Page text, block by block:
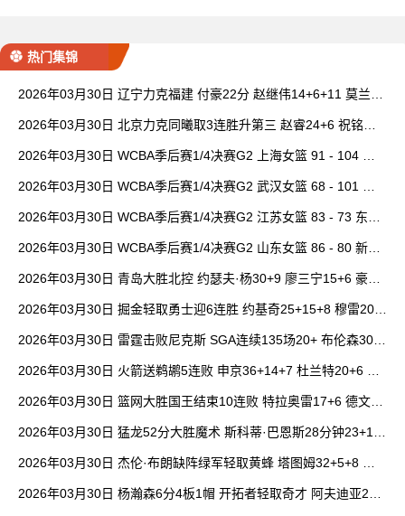
热门集锦
2026年03月30日 辽宁力克福建 付豪22分 赵继伟14+6+11 莫兰德
2026年03月30日 北京力克同曦取3连胜升第三 赵睿24+6 祝铭震1
2026年03月30日 WCBA季后赛1/4决赛G2 上海女篮 91 - 104 四
2026年03月30日 WCBA季后赛1/4决赛G2 武汉女篮 68 - 101 山
2026年03月30日 WCBA季后赛1/4决赛G2 江苏女篮 83 - 73 东莞
2026年03月30日 WCBA季后赛1/4决赛G2 山东女篮 86 - 80 新疆
2026年03月30日 青岛大胜北控 约瑟夫·杨30+9 廖三宁15+6 豪斯
2026年03月30日 掘金轻取勇士迎6连胜 约基奇25+15+8 穆雷20+
2026年03月30日 雷霆击败尼克斯 SGA连续135场20+ 布伦森30分
2026年03月30日 火箭送鹈鹕5连败 申京36+14+7 杜兰特20+6 锡
2026年03月30日 篮网大胜国王结束10连败 特拉奥雷17+6 德文·
2026年03月30日 猛龙52分大胜魔术 斯科蒂·巴恩斯28分钟23+15
2026年03月30日 杰伦·布朗缺阵绿军轻取黄蜂 塔图姆32+5+8 普
2026年03月30日 杨瀚森6分4板1帽 开拓者轻取奇才 阿夫迪亚20+